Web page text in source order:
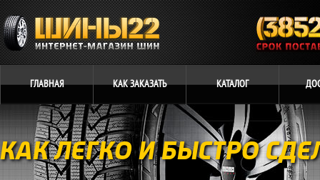
ГЛАВНАЯ КАКЗАКАЗАТЬ КАТАЛОГ
КАК ЛЕГКО И БЫСТРО